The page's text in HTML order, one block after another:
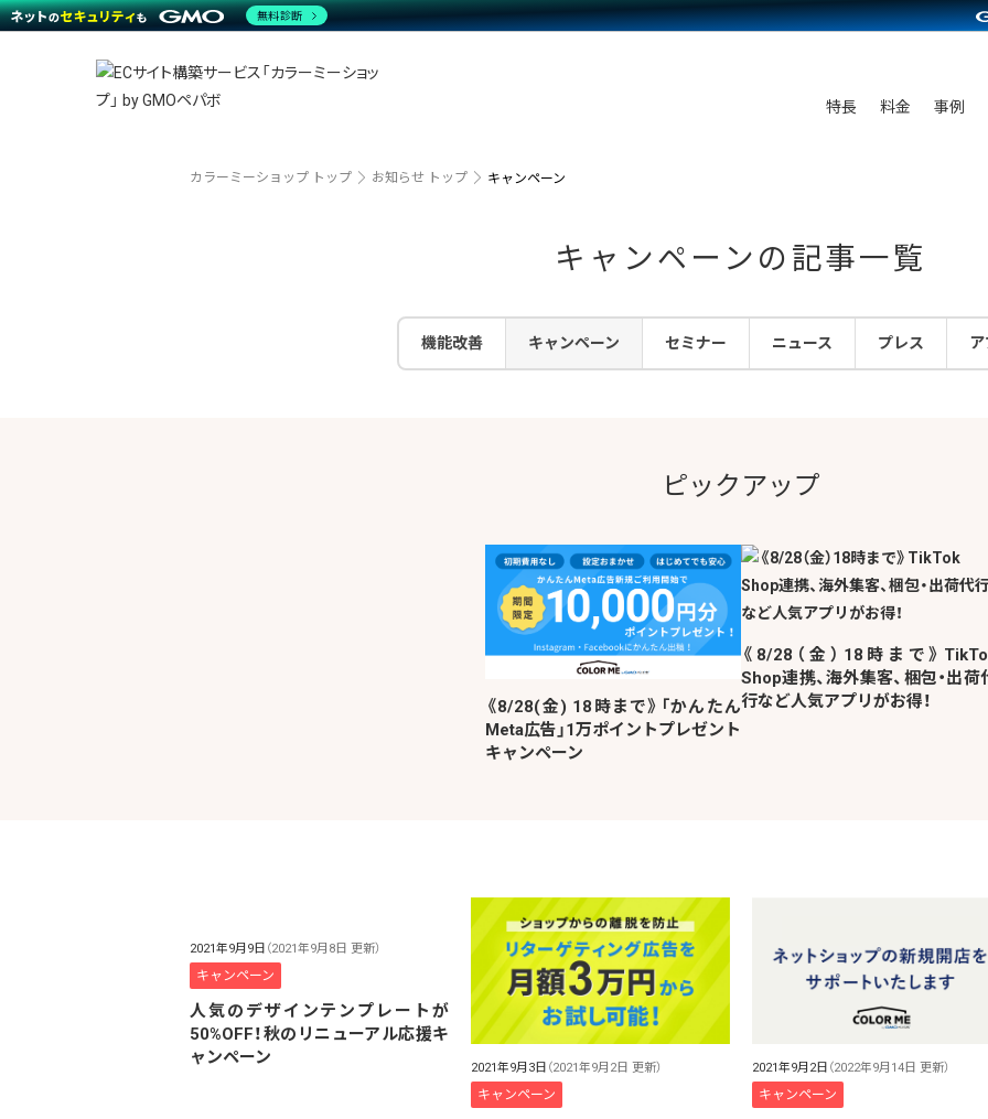
特長 料金 事例
商材一覧を見る
越境EC（海外販売）
売上につながる集客
顧客ロイヤリティを向上
複数店舗との連携
雑貨販売
料金
料金シミュレーション
事例
運営サポート
サポート一覧を見る
開発・API連携代行
カラーミーショップ トップ お知らせ トップ キャンペーン
キャンペーンの記事一覧
機能改善 キャンペーン セミナー ニュース プレス
ピックアップ
《8/28(金) 18時まで》「かんたん
Meta広告」1万ポイントプレゼント
キャンペーン
《8/28（金）18時まで》
Shop連携、海外集客、梱包・出荷
行など人気アプリがお得！
2021年9月9日 （2021年9月8日 更新）
キャンペーン
人気のデザインテンプレートが
50%OFF！秋のリニューアル応援キ
ャンペーン
2021年9月3日 （2021年9月2日 更新）
キャンペーン
2021年9月2日 （2022年9月14日 更新）
キャンペーン
無料診断